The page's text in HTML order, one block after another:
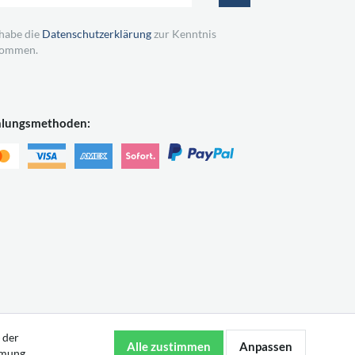
die Datenschutzerklärungzur Kenntnis
der